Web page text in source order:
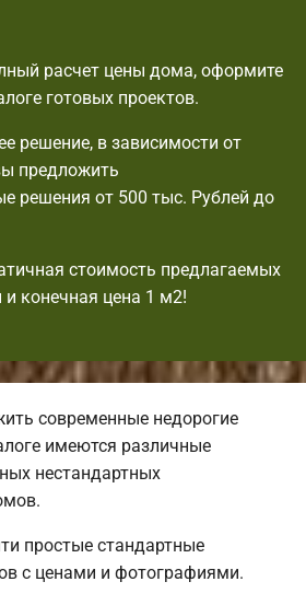
расчет цены дома, оформите
готовых проектов.
решение, в зависимости от
предложить
решения от 500 тыс. Рублей до
стоимость предлагаемых
конечная цена 1 м2!
современные недорогие
имеются различные
нестандартных
простые стандартные
с ценами и фотографиями.